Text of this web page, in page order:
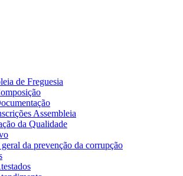
de Freguesia
Assembleia
da Qualidade
da prevenção da corrupção